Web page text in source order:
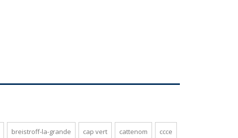
breistroff-la-grande cap vert cattenom ccce